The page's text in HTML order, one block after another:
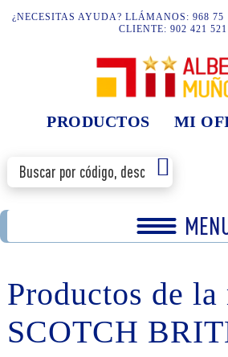
¿NECESITAS AYUDA? LLÁMANOS: 968 75
CLIENTE: 902 421 521
PRODUCTOS MI
Productos de la
SCOTCH